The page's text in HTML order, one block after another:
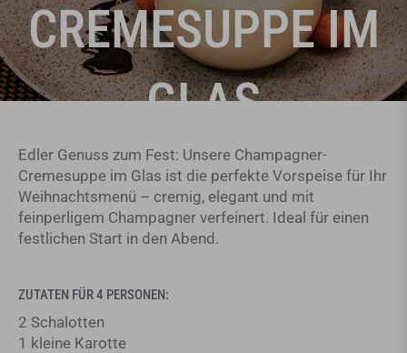
CREMESUPPE IM
GLAS
Oktober 15, 2025
Edler Genuss zum Fest: Unsere Champagner-
Cremesuppe im Glas ist die perfekte Vorspeise für Ihr
Weihnachtsmenü – cremig, elegant und mit
feinperligem Champagner verfeinert. Ideal für einen
festlichen Start in den Abend.
ZUTATEN FÜR 4 PERSONEN:
2 Schalotten
1 kleine Karotte